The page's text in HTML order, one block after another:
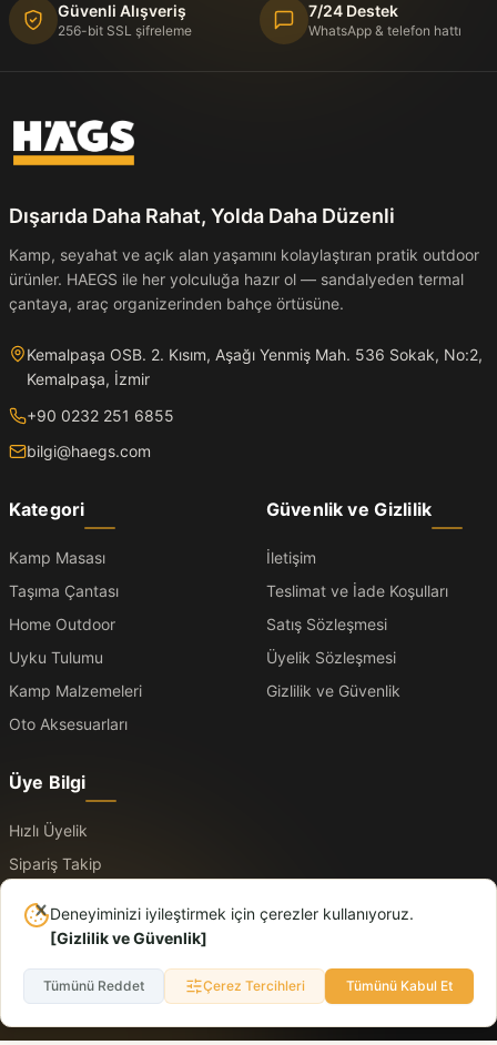
Deneyiminizi iyileştirmek için çerezler kullanıyoruz.
[Gizlilik ve Güvenlik]
Tümünü Reddet Çerez Tercihleri Tümünü Kabul Et
Güvenli Alışveriş
256-bit SSL şifreleme
7/24 Destek
WhatsApp & telefon hattı
Dışarıda Daha Rahat, Yolda Daha Düzenli
Kamp, seyahat ve açık alan yaşamını kolaylaştıran pratik outdoor
ürünler. HAEGS ile her yolculuğa hazır ol — sandalyeden termal
çantaya, araç organizerinden bahçe örtüsüne.
Kemalpaşa OSB. 2. Kısım, Aşağı Yenmiş Mah. 536 Sokak, No:2,
Kemalpaşa, İzmir
+90 0232 251 6855
bilgi@haegs.com
Kategori
Kamp Masası
Taşıma Çantası
Home Outdoor
Uyku Tulumu
Kamp Malzemeleri
Oto Aksesuarları
Güvenlik ve Gizlilik
İletişim
Teslimat ve İade Koşulları
Satış Sözleşmesi
Üyelik Sözleşmesi
Gizlilik ve Güvenlik
Üye Bilgi
Hızlı Üyelik
Sipariş Takip
Üye Giriş